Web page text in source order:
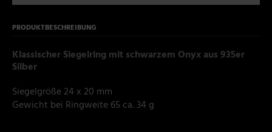
PRODUKTBESCHREIBUNG
Klassischer Siegelring mit schwarzem Onyx aus 935er
Silber
Siegelgröße 24 x 20 mm
Gewicht bei Ringweite 65 ca. 34 g